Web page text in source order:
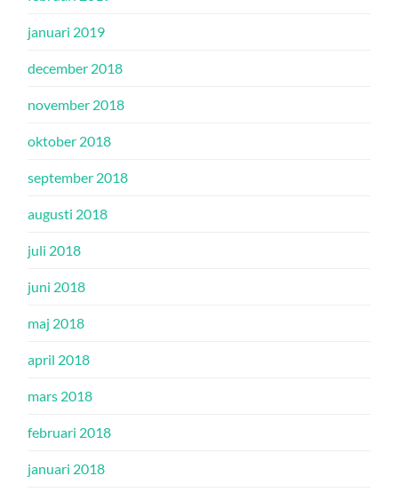
januari 2019
december 2018
november 2018
oktober 2018
september 2018
augusti 2018
juli 2018
juni 2018
maj 2018
april 2018
mars 2018
februari 2018
januari 2018